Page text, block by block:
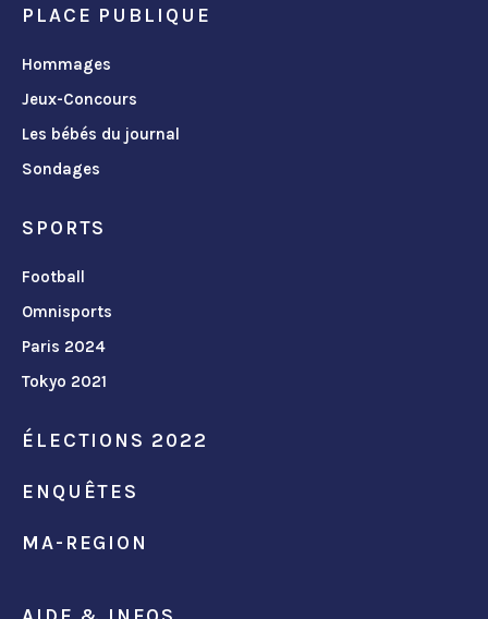
PLACE PUBLIQUE
Hommages
Jeux-Concours
Les bébés du journal
Sondages
SPORTS
Football
Omnisports
Paris 2024
Tokyo 2021
ÉLECTIONS 2022
ENQUÊTES
MA-REGION